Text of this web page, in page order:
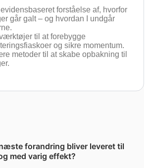
forståelse af, hvorfor
går galt – og hvordan I undgår
til at forebygge
og sikre momentum.
metoder til at skabe opbakning til
forandring bliver leveret til
med varig effekt?